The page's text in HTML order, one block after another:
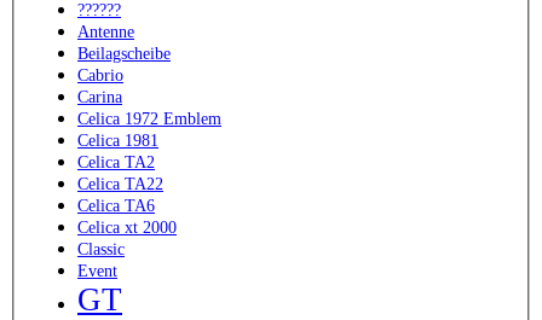
??????
Antenne
Beilagscheibe
Cabrio
Carina
Celica 1972 Emblem
Celica 1981
Celica TA2
Celica TA22
Celica TA6
Celica xt 2000
Classic
Event
GT